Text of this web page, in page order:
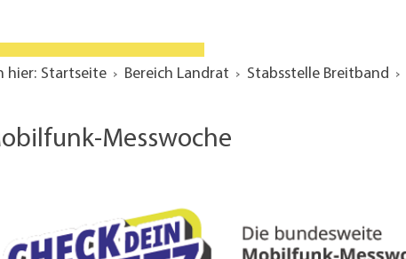
hier: Startseite Bereich Landrat Stabsstelle Breitband
Messwoche